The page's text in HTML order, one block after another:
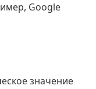
Google
значение